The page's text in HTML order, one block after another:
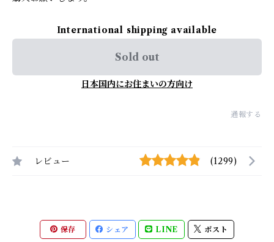
International shipping available
Sold out
日本国内にお住まいの方向け
通報する
レビュー (1299)
保存 シェア LINE ポスト